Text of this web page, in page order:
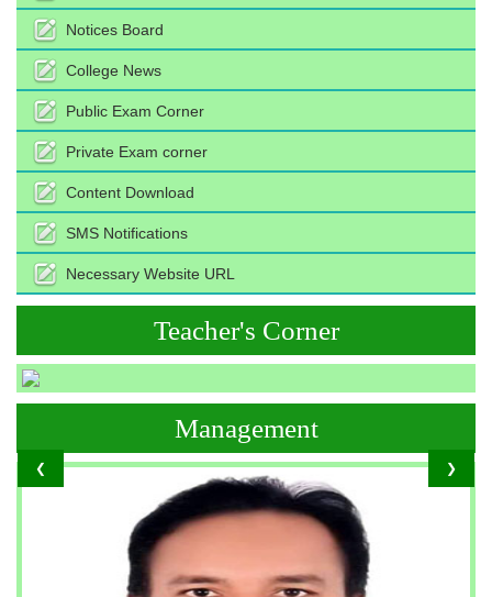
Notices Board
College News
Public Exam Corner
Private Exam corner
Content Download
SMS Notifications
Necessary Website URL
Teacher's Corner
❮ ❯
Management